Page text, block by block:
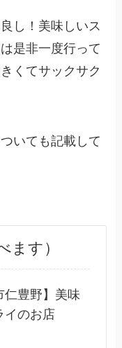
し！美味しいス
是非一度行って
くてサックサク
いても記載して
ます）
仁豊野】美味
イのお店